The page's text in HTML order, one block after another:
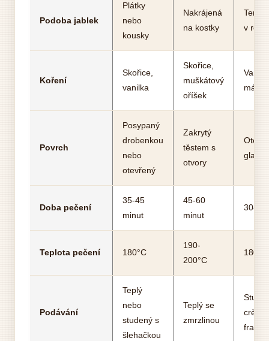
Podoba jablek
Plátky
nebo
kousky
Nakrájená
na kostky
Tenké
v
Koření
Skořice,
vanilka
Skořice,
muškátový
oříšek
máslo
Povrch
Posypaný
drobenkou
nebo
otevřený
Zakrytý
těstem s
otvory
Doba pečení
35-45
minut
45-60
minut
30-40
Teplota pečení 180°C
190-
200°C
180-
Podávání
Teplý
nebo
studený s
šlehačkou
Teplý se
zmrzlinou
crème